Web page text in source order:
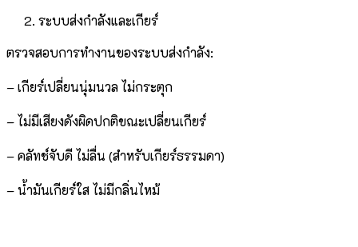
ระบบส่งกำลังและเกียร์
ตรวจสอบการทำงานของระบบส่งกำลัง:
– เกียร์เปลี่ยนนุ่มนวล ไม่กระตุก
– ไม่มีเสียงดังผิดปกติขณะเปลี่ยนเกียร์
– คลัทช์จับดี ไม่ลื่น (สำหรับเกียร์ธรรมดา)
– น้ำมันเกียร์ใส ไม่มีกลิ่นไหม้